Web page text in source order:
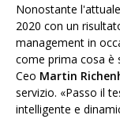
Nonostante
2020 con un
management in
come prima cosa è
Ceo Martin
servizio. «Passo il
intelligente e